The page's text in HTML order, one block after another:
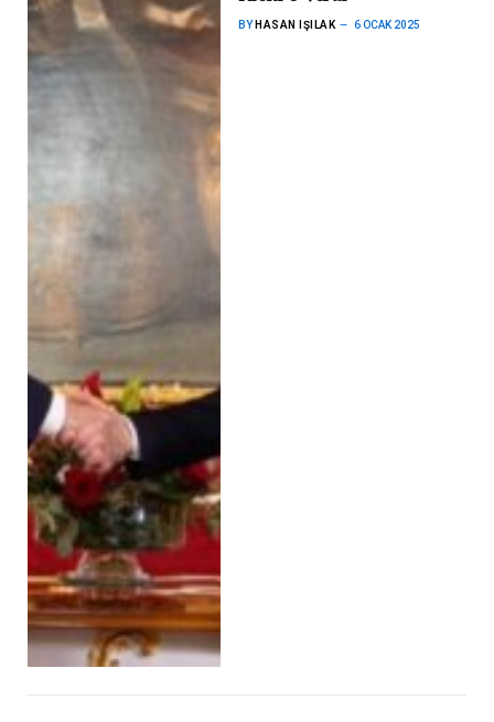
BY HASAN IŞILAK 6 OCAK 2025